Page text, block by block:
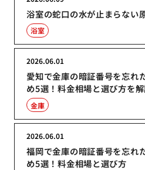
浴室の蛇口の水が止まらない
浴室
愛知で金庫の暗証番号を忘れ
め5選！料金相場と選び方を
2026.06.01
金庫
福岡で金庫の暗証番号を忘れ
め5選！料金相場と選び方
2026.06.01